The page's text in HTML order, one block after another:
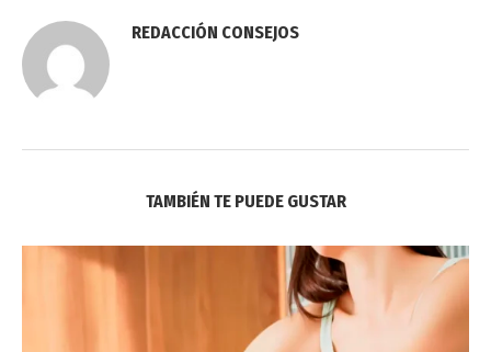
REDACCIÓN CONSEJOS
TAMBIÉN TE PUEDE GUSTAR